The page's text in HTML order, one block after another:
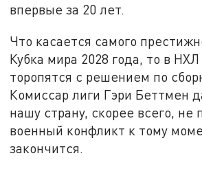
впервые за 20 лет.
Что касается самого
Кубка мира 2028 года, то в
торопятся с решением по
Комиссар лиги Гэри Беттмен
нашу страну, скорее всего, не
военный конфликт к тому
закончится.